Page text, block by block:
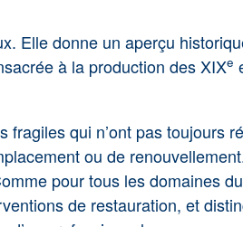
Elle donne un aperçu
à la production des XIXe
fragiles qui n’ont pas toujours
ou de
pour tous les domaines du
de restauration, et